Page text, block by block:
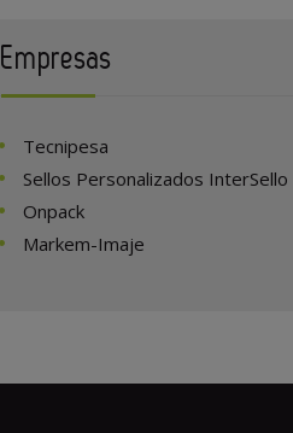
Empresas
Tecnipesa
Sellos Personalizados InterSello
Onpack
Markem-Imaje